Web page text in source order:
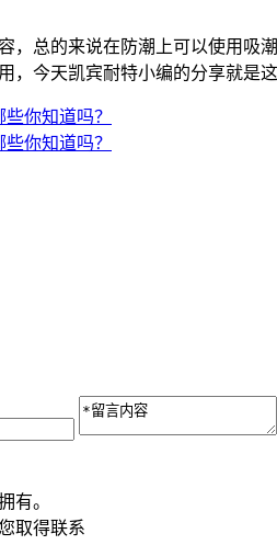
，总的来说在防潮上可以使用吸
，今天凯宾耐特小编的分享就是
你知道吗？
你知道吗？
有。
取得联系